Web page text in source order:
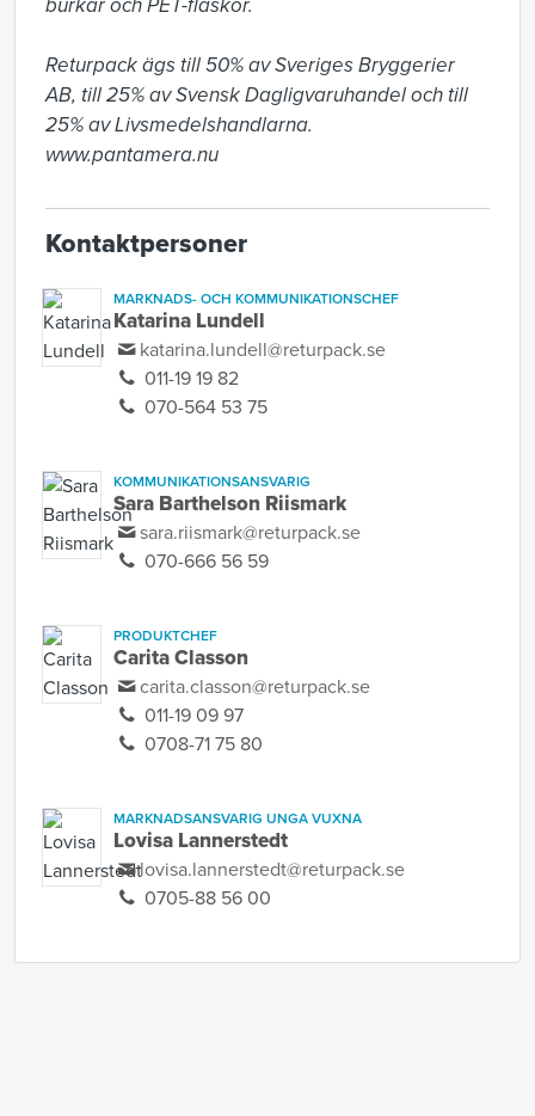
burkar och PET-flaskor.
Returpack ägs till 50% av Sveriges Bryggerier
AB, till 25% av Svensk Dagligvaruhandel och till
25% av Livsmedelshandlarna.
www.pantamera.nu
Kontaktpersoner
MARKNADS- OCH KOMMUNIKATIONSCHEF
Katarina Lundell
katarina.lundell@returpack.se
011-19 19 82
070-564 53 75
KOMMUNIKATIONSANSVARIG
Sara Barthelson Riismark
sara.riismark@returpack.se
070-666 56 59
PRODUKTCHEF
Carita Classon
carita.classon@returpack.se
011-19 09 97
0708-71 75 80
MARKNADSANSVARIG UNGA VUXNA
Lovisa Lannerstedt
lovisa.lannerstedt@returpack.se
0705-88 56 00